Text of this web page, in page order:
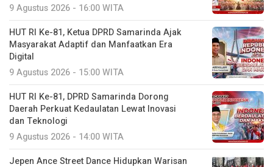
9 Agustus 2026 - 16:00 WITA
HUT RI Ke-81, Ketua DPRD Samarinda Ajak
Masyarakat Adaptif dan Manfaatkan Era
Digital
9 Agustus 2026 - 15:00 WITA
HUT RI Ke-81, DPRD Samarinda Dorong
Daerah Perkuat Kedaulatan Lewat Inovasi
dan Teknologi
9 Agustus 2026 - 14:00 WITA
Jepen Ance Street Dance Hidupkan Warisan